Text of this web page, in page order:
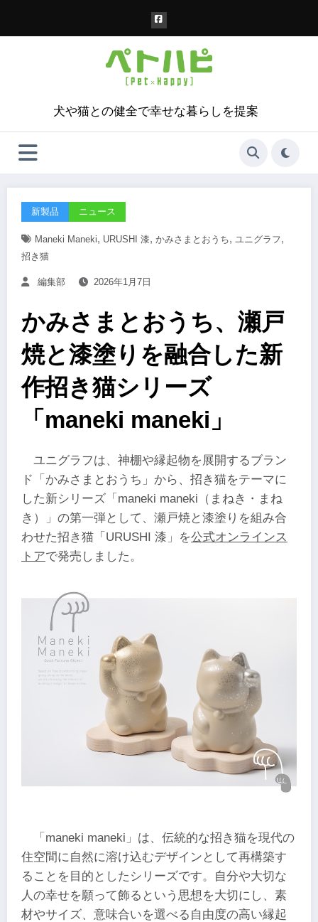
犬や猫との健全で幸せな暮らしを提案
新製品 ニュース
Maneki Maneki, URUSHI 漆, かみさまとおうち, ユニグラフ,
招き猫
編集部 2026年1月7日
かみさまとおうち、瀬戸
焼と漆塗りを融合した新
作招き猫シリーズ
「maneki maneki」
ユニグラフは、神棚や縁起物を展開するブラン
ド「かみさまとおうち」から、招き猫をテーマに
した新シリーズ「maneki maneki（まねき・まね
き）」の第一弾として、瀬戸焼と漆塗りを組み合
わせた招き猫「URUSHI 漆」を公式オンラインス
トアで発売しました。
「maneki maneki」は、伝統的な招き猫を現代の
住空間に自然に溶け込むデザインとして再構築す
ることを目的としたシリーズです。自分や大切な
人の幸せを願って飾るという思想を大切にし、素
材やサイズ、意味合いを選べる自由度の高い縁起